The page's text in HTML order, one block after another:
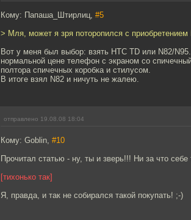
Кому: Папаша_Штирлиц, #5
> Мля, может я зря поторопился с приобретением
Вот у меня был выбор: взять HTC TD или N82/
нормальной цене телефон с экраном со
полтора спичечных коробка и стилусом.
В итоге взял N82 и ничуть не жалею.
отправлено 19.08.08 18:04
Кому: Goblin, #10
Прочитал статью - ну, ты и зверь!!! Ни за что
[тихонько так]
Я, правда, и так не собирался такой покупать! ;-)